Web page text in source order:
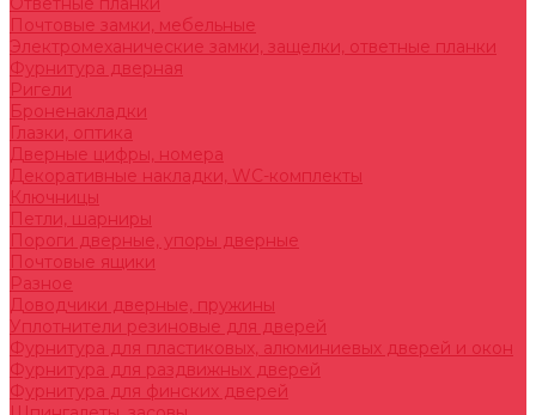
Почтовые замки, мебельные
Электромеханические замки, защелки, ответные планки
Фурнитура дверная
Ригели
Броненакладки
Глазки, оптика
Дверные цифры, номера
Декоративные накладки, WC-комплекты
Ключницы
Петли, шарниры
Пороги дверные, упоры дверные
Почтовые ящики
Разное
Доводчики дверные, пружины
Уплотнители резиновые для дверей
Фурнитура для пластиковых, алюминиевых дверей и окон
Фурнитура для раздвижных дверей
Фурнитура для финских дверей